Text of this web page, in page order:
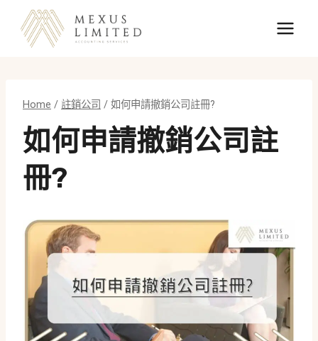
content
Home / 註銷公司 / 如何申請撤銷公司註冊?
如何申請撤銷公司註
冊?